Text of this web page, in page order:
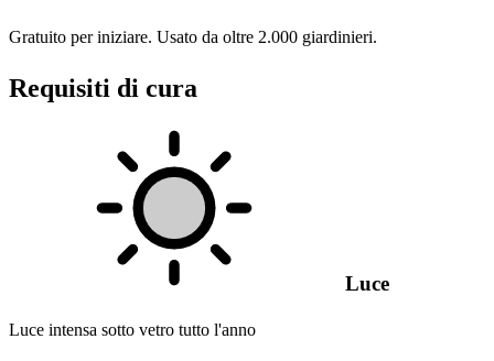
Gratuito per iniziare. Usato da oltre 2.000 giardinieri.
Requisiti di cura
Luce
Luce intensa sotto vetro tutto l'anno